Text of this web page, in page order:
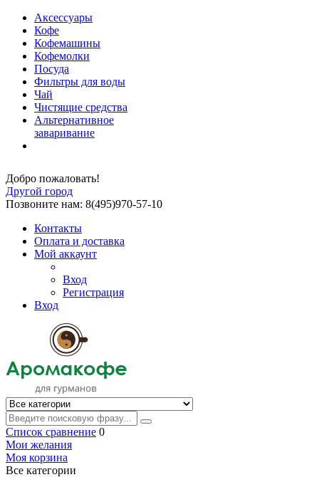
Аксессуары
Кофе
Кофемашины
Кофемолки
Посуда
Фильтры для воды
Чай
Чистящие средства
Альтернативное
заваривание
Добро пожаловать!
Другой город
Позвоните нам: 8(495)970-57-10
Контакты
Оплата и доставка
Мой аккаунт
Вход
Регистрация
Вход
Список сравнение 0
Мои желания
Моя корзина
Все категории